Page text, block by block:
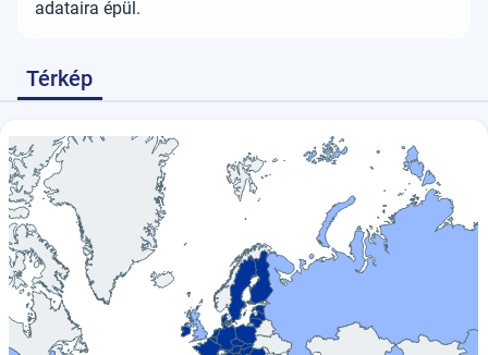
adataira épül.
Térkép
Chart
Map of unspecified region with 3 data series.
View as data table, Chart